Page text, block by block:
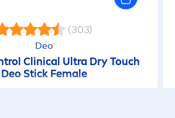
(303)
Deo
Clinical Ultra Dry Touch
Deo Stick Female